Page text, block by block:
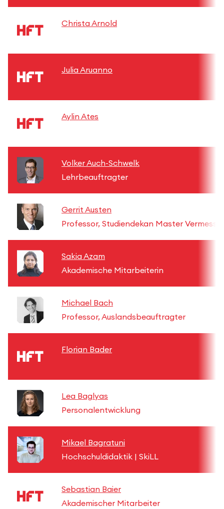
Christa Arnold
Julia Aruanno
Aylin Ates
Volker Auch-Schwelk
Lehrbeauftragter
Gerrit Austen
Professor, Studiendekan Master
Sakia Azam
Akademische Mitarbeiterin
Michael Bach
Professor, Auslandsbeauftragter
Florian Bader
Lea Baglyas
Personalentwicklung
Mikael Bagratuni
Hochschuldidaktik | SkiLL
Sebastian Baier
Akademischer Mitarbeiter